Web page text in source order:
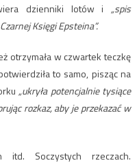
dzienniki lotów i „spis
Księgi Epsteina”.
otrzymała w czwartek teczkę
to samo, pisząc na
„ukryła potencjalnie tysiące
rozkaz, aby je przekazać w
itd. Soczystych rzeczach.